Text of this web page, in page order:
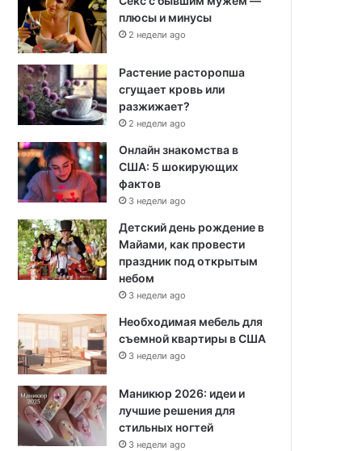
плюсы и минусы
2 недели ago
Растение расторопша
сгущает кровь или
разжижает?
2 недели ago
Онлайн знакомства в
США: 5 шокирующих
фактов
3 недели ago
Детский день рождение в
Майами, как провести
праздник под открытым
небом
3 недели ago
Необходимая мебель для
съемной квартиры в США
3 недели ago
Маникюр 2026: идеи и
лучшие решения для
стильных ногтей
3 недели ago